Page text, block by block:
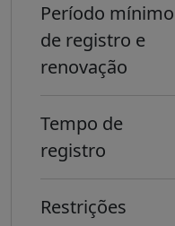
Período mínimo
de registro e
renovação
Tempo de
registro
Restrições